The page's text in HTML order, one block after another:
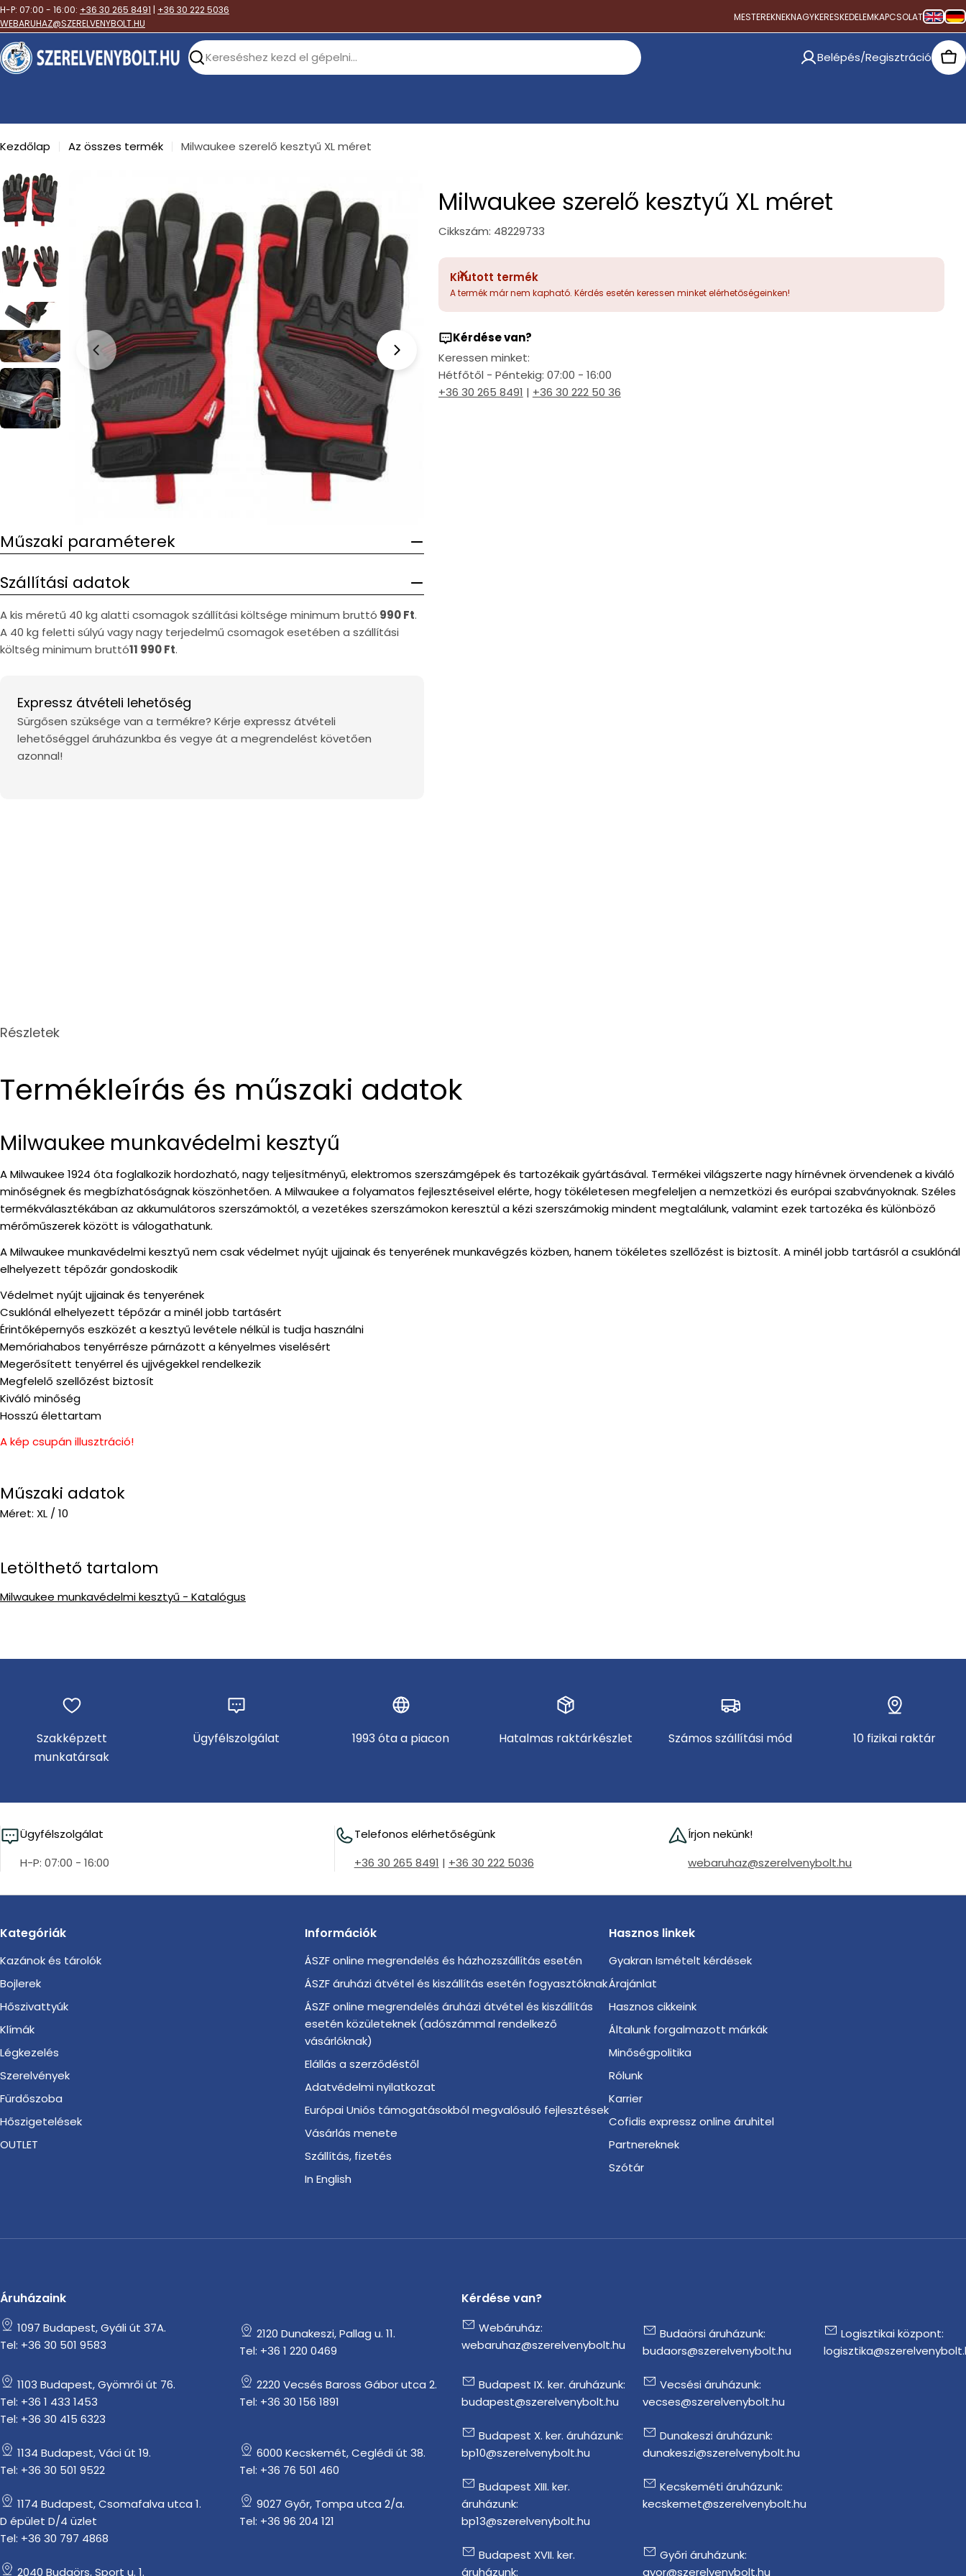
Skip
to
content
H-P: 07:00 - 16:00: +36 30 265 8491 | +36 30 222 5036
WEBARUHAZ@SZERELVENYBOLT.HU
MESTEREKNEKNAGYKERESKEDELEMKAPCSOLAT
Search Belépés/Regisztráció
Kezdőlap Az összes termék Milwaukee szerelő kesztyű XL méret
Open media 0 in modal Open media 1 in modal
Műszaki paraméterek
Szállítási adatok
A kis méretű 40 kg alatti csomagok szállítási költsége minimum bruttó 990 Ft.
A 40 kg feletti súlyú vagy nagy terjedelmű csomagok esetében a szállítási
költség minimum bruttó11 990 Ft.
Expressz átvételi lehetőség
Sürgősen szüksége van a termékre? Kérje expressz átvételi
lehetőséggel áruházunkba és vegye át a megrendelést követően
azonnal!
Milwaukee szerelő kesztyű XL méret
Cikkszám: 48229733
Kifutott termék
A termék már nem kapható. Kérdés esetén keressen minket elérhetőségeinken!
Kérdése van?
Keressen minket:
Hétfőtől - Péntekig: 07:00 - 16:00
+36 30 265 8491 | +36 30 222 50 36
Részletek
Termékleírás és műszaki adatok
Milwaukee munkavédelmi kesztyű
A Milwaukee 1924 óta foglalkozik hordozható, nagy teljesítményű, elektromos szerszámgépek és tartozékaik gyártásával. Termékei világszerte nagy hírnévnek örvendenek a kiváló
minőségnek és megbízhatóságnak köszönhetően. A Milwaukee a folyamatos fejlesztéseivel elérte, hogy tökéletesen megfeleljen a nemzetközi és európai szabványoknak. Széles
termékválasztékában az akkumulátoros szerszámoktól, a vezetékes szerszámokon keresztül a kézi szerszámokig mindent megtalálunk, valamint ezek tartozéka és különböző
mérőműszerek között is válogathatunk.
A Milwaukee munkavédelmi kesztyű nem csak védelmet nyújt ujjainak és tenyerének munkavégzés közben, hanem tökéletes szellőzést is biztosít. A minél jobb tartásról a csuklónál
elhelyezett tépőzár gondoskodik
Védelmet nyújt ujjainak és tenyerének
Csuklónál elhelyezett tépőzár a minél jobb tartásért
Érintőképernyős eszközét a kesztyű levétele nélkül is tudja használni
Memóriahabos tenyérrésze párnázott a kényelmes viselésért
Megerősített tenyérrel és ujjvégekkel rendelkezik
Megfelelő szellőzést biztosít
Kiváló minőség
Hosszú élettartam
A kép csupán illusztráció!
Műszaki adatok
Méret: XL / 10
Letölthető tartalom
Milwaukee munkavédelmi kesztyű - Katalógus
Szakképzett
munkatársak
Ügyfélszolgálat 1993 óta a piacon Hatalmas raktárkészlet Számos szállítási mód 10 fizikai raktár
Ügyfélszolgálat
H-P: 07:00 - 16:00
Telefonos elérhetőségünk
+36 30 265 8491 | +36 30 222 5036
Írjon nekünk!
webaruhaz@szerelvenybolt.hu
Kategóriák
Kazánok és tárolók
Bojlerek
Hőszivattyúk
Klímák
Légkezelés
Szerelvények
Fürdőszoba
Hőszigetelések
OUTLET
Információk
ÁSZF online megrendelés és házhozszállítás esetén
ÁSZF áruházi átvétel és kiszállítás esetén fogyasztóknak
ÁSZF online megrendelés áruházi átvétel és kiszállítás
esetén közületeknek (adószámmal rendelkező
vásárlóknak)
Elállás a szerződéstől
Adatvédelmi nyilatkozat
Európai Uniós támogatásokból megvalósuló fejlesztések
Vásárlás menete
Szállítás, fizetés
In English
Hasznos linkek
Gyakran Ismételt kérdések
Árajánlat
Hasznos cikkeink
Általunk forgalmazott márkák
Minőségpolitika
Rólunk
Karrier
Cofidis expressz online áruhitel
Partnereknek
Szótár
Áruházaink
1097 Budapest, Gyáli út 37A.
Tel: +36 30 501 9583
1103 Budapest, Gyömrői út 76.
Tel: +36 1 433 1453
Tel: +36 30 415 6323
1134 Budapest, Váci út 19.
Tel: +36 30 501 9522
1174 Budapest, Csomafalva utca 1.
D épület D/4 üzlet
Tel: +36 30 797 4868
2040 Budaörs, Sport u. 1.
2120 Dunakeszi, Pallag u. 11.
Tel: +36 1 220 0469
2220 Vecsés Baross Gábor utca 2.
Tel: +36 30 156 1891
6000 Kecskemét, Ceglédi út 38.
Tel: +36 76 501 460
9027 Győr, Tompa utca 2/a.
Tel: +36 96 204 121
Kérdése van?
Webáruház:
webaruhaz@szerelvenybolt.hu
Budapest IX. ker. áruházunk:
budapest@szerelvenybolt.hu
Budapest X. ker. áruházunk:
bp10@szerelvenybolt.hu
Budapest XIII. ker.
áruházunk:
bp13@szerelvenybolt.hu
Budapest XVII. ker.
áruházunk:
Budaörsi áruházunk:
budaors@szerelvenybolt.hu
Vecsési áruházunk:
vecses@szerelvenybolt.hu
Dunakeszi áruházunk:
dunakeszi@szerelvenybolt.hu
Kecskeméti áruházunk:
kecskemet@szerelvenybolt.hu
Győri áruházunk:
gyor@szerelvenybolt.hu
Logisztikai központ: